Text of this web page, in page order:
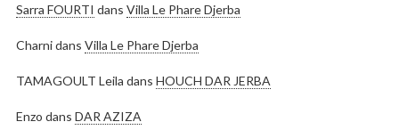
Sarra FOURTI dans Villa Le Phare Djerba
Charnidans Villa Le Phare Djerba
TAMAGOULT Leila dans HOUCH DAR JERBA
Enzo dans DAR AZIZA